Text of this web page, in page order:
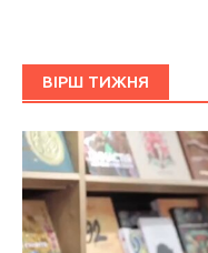
ВІРШ ТИЖНЯ